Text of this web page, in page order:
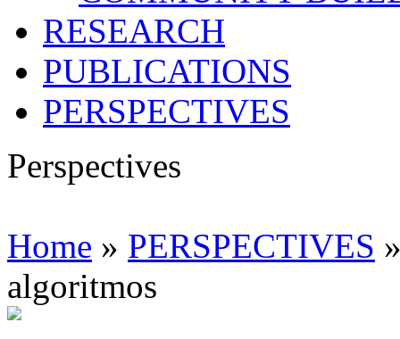
RESEARCH
PUBLICATIONS
PERSPECTIVES
Perspectives
Home » PERSPECTIVES
algoritmos